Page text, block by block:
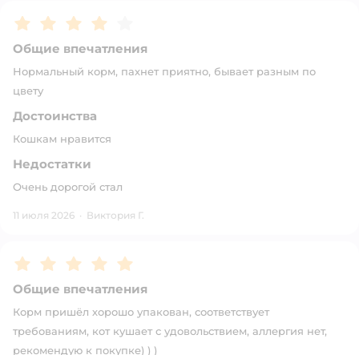
Рейтинг:4
Общие впечатления
Нормальный корм, пахнет приятно, бывает разным по
цвету
Достоинства
Кошкам нравится
Недостатки
Очень дорогой стал
11 июля 2026 · Виктория Г.
Рейтинг:5
Общие впечатления
Корм пришёл хорошо упакован, соответствует
требованиям, кот кушает с удовольствием, аллергия нет,
рекомендую к покупке) ) )